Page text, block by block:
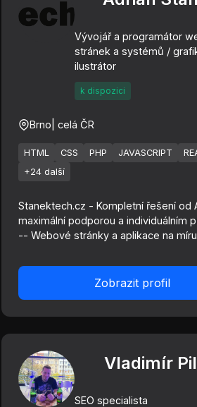
Vývojář a programátor
stránek a systémů /
ilustrátor
k dispozici
Brno | celá ČR
HTML CSS PHP JAVASCRIPT
+24 další
Stanektech.cz - Kompletní řešení od
maximální podporou a individuálním
-- Webové stránky a aplikace na
Zobrazit profil
Vladimír
SEO specialista